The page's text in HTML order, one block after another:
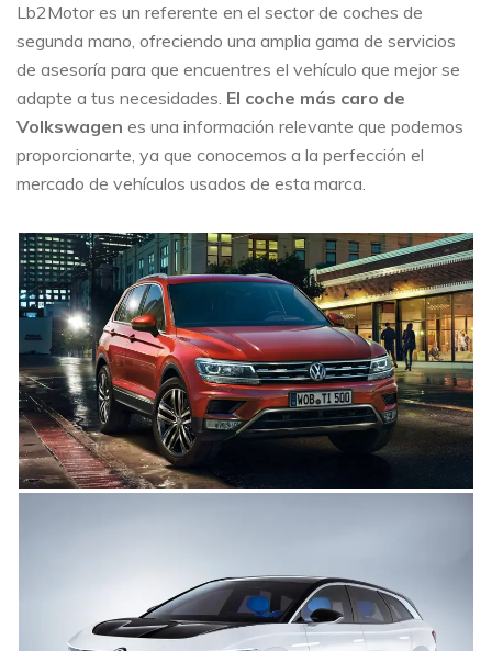
Lb2Motor es un referente en el sector de coches de
segunda mano, ofreciendo una amplia gama de servicios
de asesoría para que encuentres el vehículo que mejor se
adapte a tus necesidades. El coche más caro de
Volkswagen es una información relevante que podemos
proporcionarte, ya que conocemos a la perfección el
mercado de vehículos usados de esta marca.